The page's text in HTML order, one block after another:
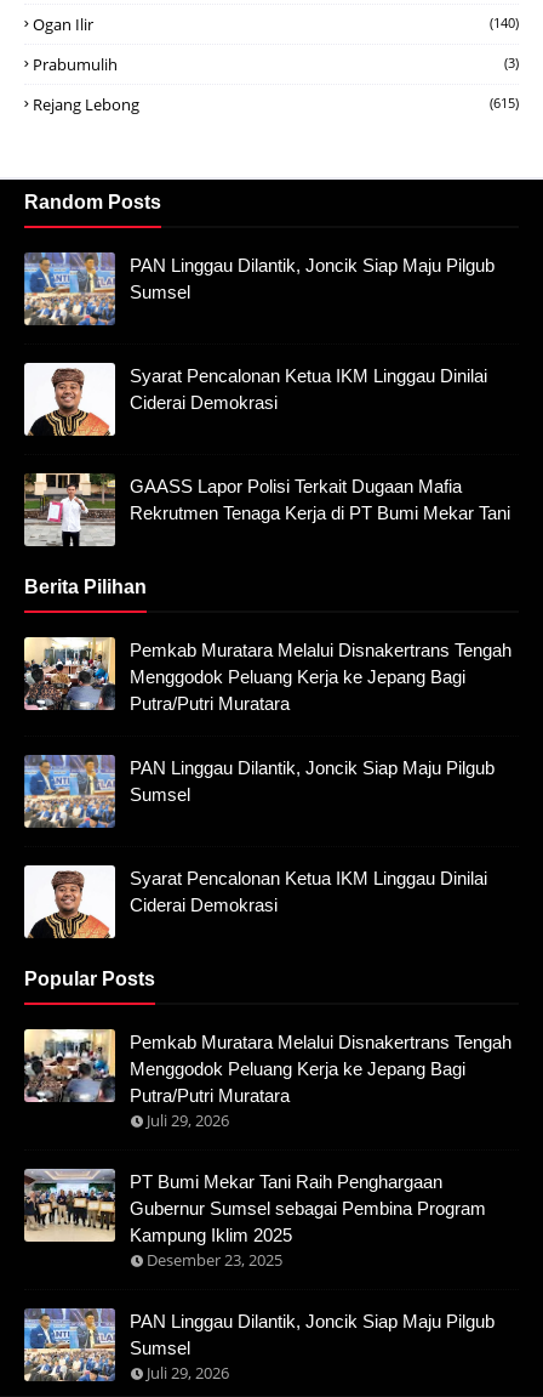
Ogan Ilir (140)
Prabumulih (3)
Rejang Lebong (615)
Random Posts
PAN Linggau Dilantik, Joncik Siap Maju Pilgub
Sumsel
Syarat Pencalonan Ketua IKM Linggau Dinilai
Ciderai Demokrasi
GAASS Lapor Polisi Terkait Dugaan Mafia
Rekrutmen Tenaga Kerja di PT Bumi Mekar Tani
Berita Pilihan
Pemkab Muratara Melalui Disnakertrans Tengah
Menggodok Peluang Kerja ke Jepang Bagi
Putra/Putri Muratara
PAN Linggau Dilantik, Joncik Siap Maju Pilgub
Sumsel
Syarat Pencalonan Ketua IKM Linggau Dinilai
Ciderai Demokrasi
Popular Posts
Pemkab Muratara Melalui Disnakertrans Tengah
Menggodok Peluang Kerja ke Jepang Bagi
Putra/Putri Muratara
Juli 29, 2026
PT Bumi Mekar Tani Raih Penghargaan
Gubernur Sumsel sebagai Pembina Program
Kampung Iklim 2025
Desember 23, 2025
PAN Linggau Dilantik, Joncik Siap Maju Pilgub
Sumsel
Juli 29, 2026